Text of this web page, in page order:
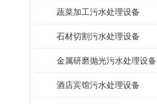
蔬菜加工污水处理设备
石材切割污水处理设备
金属研磨抛光污水处理设备
酒店宾馆污水处理设备